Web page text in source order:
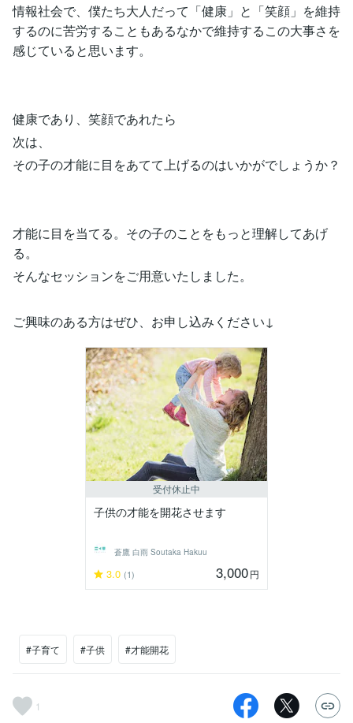
情報社会で、僕たち大人だって「健康」と「笑顔」を維持
するのに苦労することもあるなかで維持するこの大事さを
感じていると思います。
健康であり、笑顔であれたら
次は、
その子の才能に目をあてて上げるのはいかがでしょうか？
才能に目を当てる。その子のことをもっと理解してあげ
る。
そんなセッションをご用意いたしました。
ご興味のある方はぜひ、お申し込みください↓
受付休止中
子供の才能を開花させます
蒼鷹 白雨 Soutaka Hakuu
3.0 (1) 3,000円
#子育て #子供 #才能開花
1